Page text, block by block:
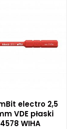
electro 2,5
VDE płaski
WIHA